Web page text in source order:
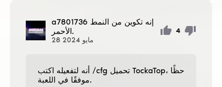
a7801736 إنه تكوين من النمط
الأحمر.
28 مايو
4
أنه لتفعيله اكتب /cfg تحميل TockaTop، حظًا
موفقًا في اللعبة.